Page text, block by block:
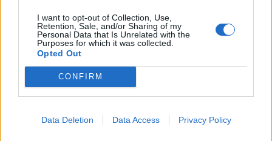
I want to opt-out of Collection, Use,
Retention, Sale, and/or Sharing of my
Personal Data that Is Unrelated with the
Purposes for which it was collected.
Opted Out
CONFIRM
Data Deletion Data Access Privacy Policy
Πάνω από 100 μωρά έχουν
γεννηθεί μέσω εξωσωματικής, με
την υποστήριξη της Be-Live
Μεταπροπονητική πείνα: Ο λόγος
που θέλεις να καταβροχθίσεις τα